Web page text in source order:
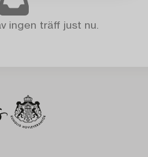
ingen träff just nu.